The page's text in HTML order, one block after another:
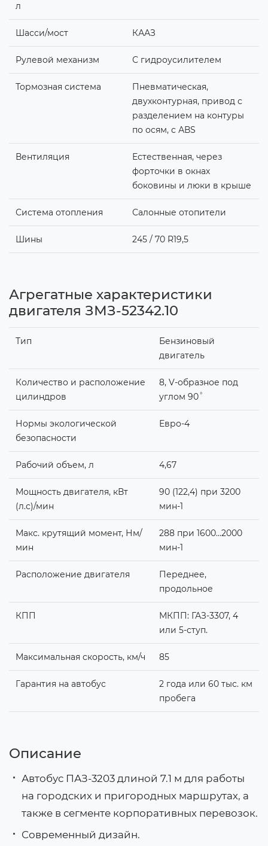
л
Шасси/мост КААЗ
Рулевой механизм С гидроусилителем
Тормозная система
Пневматическая,
двухконтурная, привод с
разделением на контуры
по осям, с АВS
Вентиляция
Естественная, через
форточки в окнах
боковины и люки в крыше
Система отопления Салонные отопители
Шины 245 / 70 R19,5
Агрегатные характеристики
двигателя ЗМЗ-52342.10
Тип
Бензиновый
двигатель
Количество и расположение
цилиндров
8, V-образное под
углом 90˚
Нормы экологической
безопасности
Евро-4
Рабочий объем, л 4,67
Мощность двигателя, кВт
(л.с)/мин
90 (122,4) при 3200
мин-1
Макс. крутящий момент, Нм/
мин
288 при 1600…2000
мин-1
Расположение двигателя
Переднее,
продольное
КПП
МКПП: ГАЗ-3307, 4
или 5-ступ.
Максимальная скорость, км/ч 85
Гарантия на автобус
2 года или 60 тыс. км
пробега
Описание
Автобус ПАЗ-3203 длиной 7.1 м для работы
на городских и пригородных маршрутах, а
также в сегменте корпоративных перевозок.
Современный дизайн.